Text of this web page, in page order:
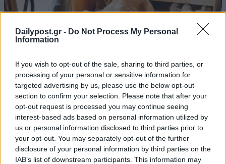
Dailypost.gr - Do Not Process My Personal
Information
If you wish to opt-out of the sale, sharing to third parties, or
processing of your personal or sensitive information for
targeted advertising by us, please use the below opt-out
section to confirm your selection. Please note that after your
opt-out request is processed you may continue seeing
interest-based ads based on personal information utilized by
us or personal information disclosed to third parties prior to
your opt-out. You may separately opt-out of the further
disclosure of your personal information by third parties on the
IAB’s list of downstream participants. This information may